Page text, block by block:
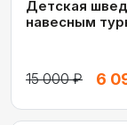
Детская
навесным
15 000 ₽ 6